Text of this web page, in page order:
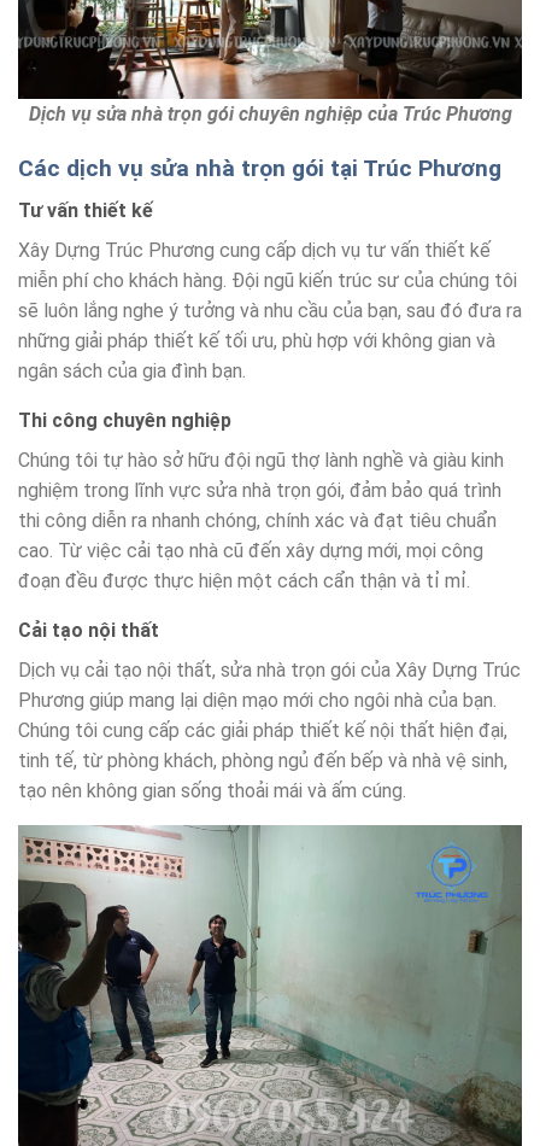
Dịch vụ sửa nhà trọn gói chuyên nghiệp của Trúc Phương
Các dịch vụ sửa nhà trọn gói tại Trúc Phương
Tư vấn thiết kế
Xây Dựng Trúc Phương cung cấp dịch vụ tư vấn thiết kế
miễn phí cho khách hàng. Đội ngũ kiến trúc sư của chúng tôi
sẽ luôn lắng nghe ý tưởng và nhu cầu của bạn, sau đó đưa ra
những giải pháp thiết kế tối ưu, phù hợp với không gian và
ngân sách của gia đình bạn.
Thi công chuyên nghiệp
Chúng tôi tự hào sở hữu đội ngũ thợ lành nghề và giàu kinh
nghiệm trong lĩnh vực sửa nhà trọn gói, đảm bảo quá trình
thi công diễn ra nhanh chóng, chính xác và đạt tiêu chuẩn
cao. Từ việc cải tạo nhà cũ đến xây dựng mới, mọi công
đoạn đều được thực hiện một cách cẩn thận và tỉ mỉ.
Cải tạo nội thất
Dịch vụ cải tạo nội thất, sửa nhà trọn gói của Xây Dựng Trúc
Phương giúp mang lại diện mạo mới cho ngôi nhà của bạn.
Chúng tôi cung cấp các giải pháp thiết kế nội thất hiện đại,
tinh tế, từ phòng khách, phòng ngủ đến bếp và nhà vệ sinh,
tạo nên không gian sống thoải mái và ấm cúng.